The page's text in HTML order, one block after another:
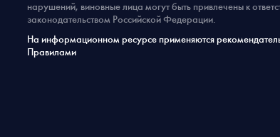
нарушений, виновные лица могут быть привлечены к
законодательством Российской Федерации.
На информационном ресурсе применяются
Правилами